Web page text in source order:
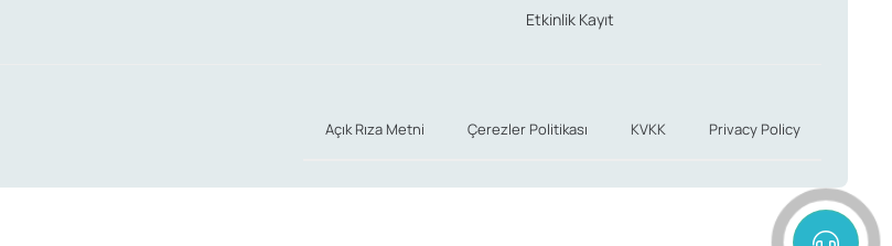
Etkinlik Kayıt
Açık Rıza Metni Çerezler Politikası KVKK Privacy Policy